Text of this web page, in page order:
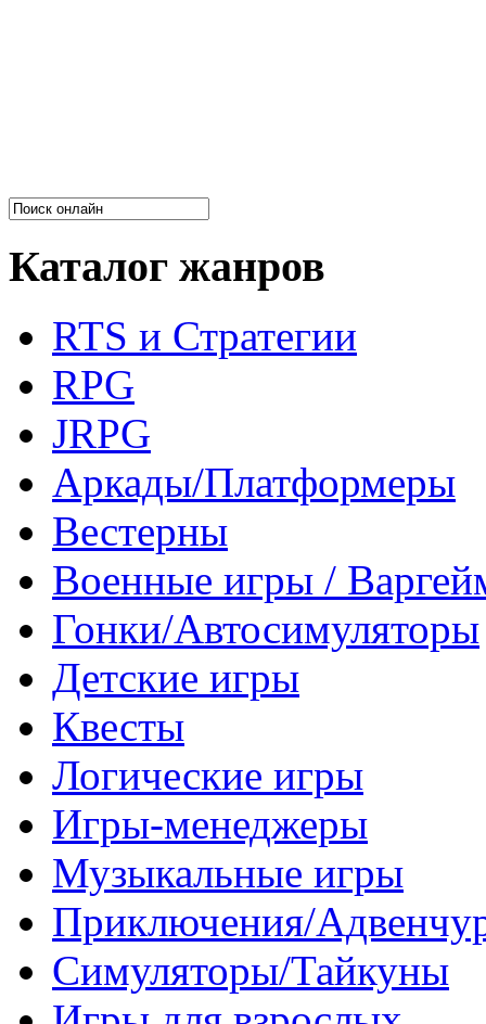
Каталог жанров
RTS и Стратегии
RPG
JRPG
Аркады/Платформеры
Вестерны
Военные игры /
Гонки/Автосимуляторы
Детские игры
Квесты
Логические игры
Игры-менеджеры
Музыкальные игры
Приключения/
Симуляторы/Тайкуны